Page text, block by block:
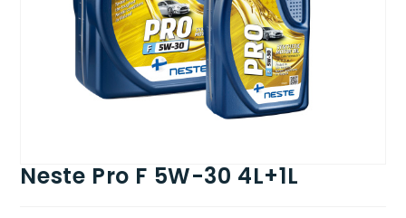
Neste Pro F 5W-30 4L+1L